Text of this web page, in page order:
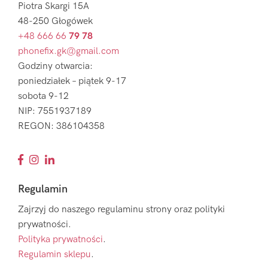
Piotra Skargi 15A
48-250 Głogówek
+48 666 66 79 78
phonefix.gk@gmail.com
Godziny otwarcia:
poniedziałek – piątek 9-17
sobota 9-12
NIP: 7551937189
REGON: 386104358
Regulamin
Zajrzyj do naszego regulaminu strony oraz polityki
prywatności.
Polityka prywatności.
Regulamin sklepu.